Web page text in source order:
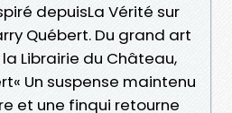
depuisLa Vérité sur
Québert. Du grand art
la Librairie du Château,
Un suspense maintenu
et une finqui retourne